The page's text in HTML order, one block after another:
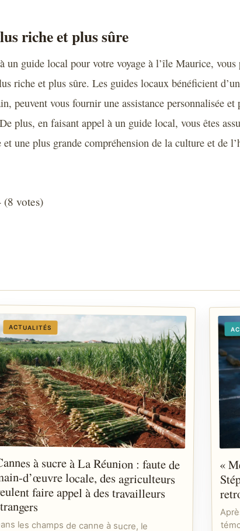
riche et plus sûre
un guide local pour votre voyage à l’île Maurice, vous
riche et plus sûre. Les guides locaux bénéficient
peuvent vous fournir une assistance personnalisée et
plus, en faisant appel à un guide local, vous êtes
une plus grande compréhension de la culture et de
(8 votes)
ACTUALITÉS
à sucre à La Réunion : faute de
d’œuvre locale, des agriculteurs
faire appel à des travailleurs
les champs de canne à sucre, le
ne se limite plus aux aléas
«